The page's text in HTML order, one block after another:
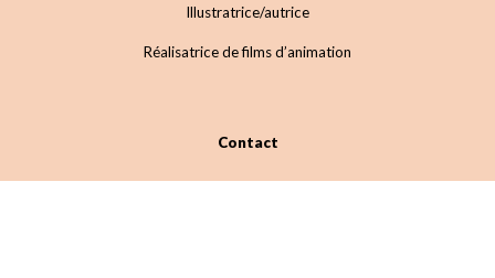
Illustratrice/autrice
Réalisatrice de films d’animation
Contact